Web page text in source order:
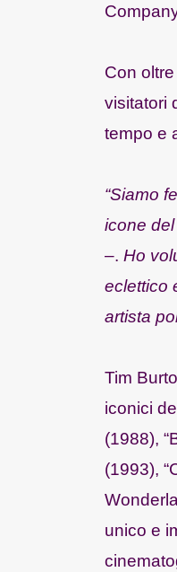
Con
visitatori
tempo e
“Siamo
icone
–. Ho
eclettico
artista
Tim
iconici
(1988),
(1993),
unico e